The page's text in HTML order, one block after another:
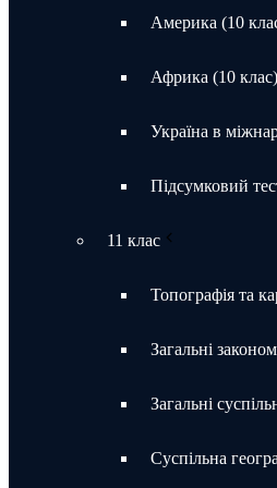
Америка (10
Африка (10 клас)
Україна в
Підсумковий
11 клас
Топографія та
Загальні
Загальні
Суспільна